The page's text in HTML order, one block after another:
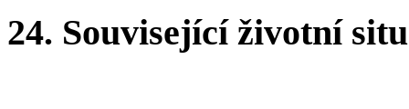
24. Související životní